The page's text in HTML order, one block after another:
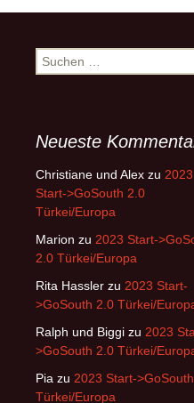
Suchen
nach:
Neueste
Christiane und Alex zu 2023
Start->GoSouth 2.0
Türkei/Europa
Marion zu 2023 Start-
2.0 Türkei/Europa
Rita Hassler zu 2023 Start-
>GoSouth 2.0 Türkei/
Ralph und Biggi zu 2023
>GoSouth 2.0 Türkei/
Pia zu 2023 Start-
Türkei/Europa